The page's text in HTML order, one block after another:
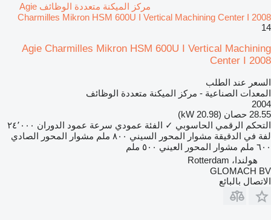
مركز الميكنة متعددة الوظائف Agie
Charmilles Mikron HSM 600U I Vertical Machining Center I 2008
14
Agie Charmilles Mikron HSM 600U I Vertical Machining
Center I 2008
السعر عند الطلب
المعدات الصناعية - مركز الميكنة متعددة الوظائف
2004
28.55 حصان (20.98 kW)
التحكم الرقمي الحاسوبي ✓ الفئة عمودي سرعة عمود الدوران ٢٤٬٠٠٠
لفة في الدقيقة مشوار المحور السيني ٨٠٠ ملم
مشوار المحور الصادي
٦٠٠ ملم
مشوار المحور العيني ٥٠٠ ملم
هولندا، Rotterdam
GLOMACH BV
الاتصال بالبائع